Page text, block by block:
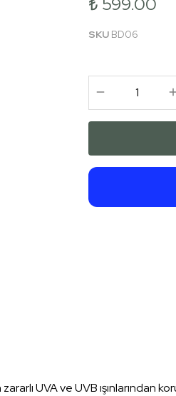
Bakım
SKU BD06
UVA ve UVB ışınlarından